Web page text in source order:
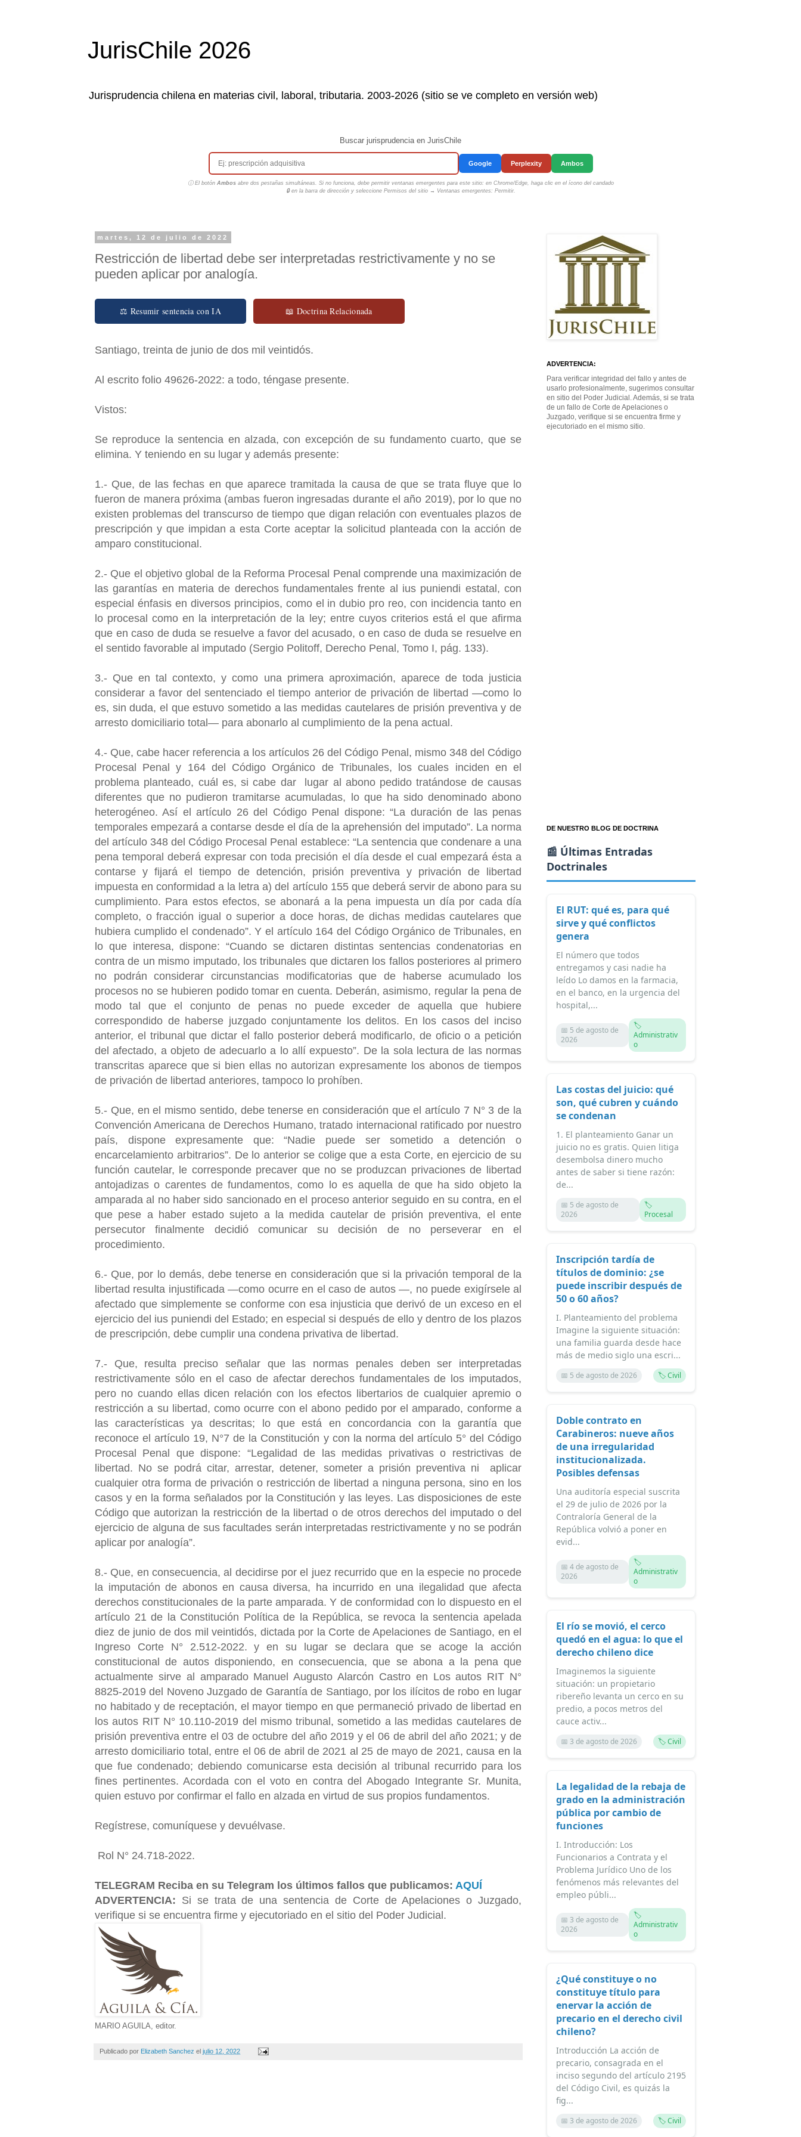
JurisChile 2026
Jurisprudencia chilena en materias civil, laboral, tributaria. 2003-2026 (sitio se ve completo en versión web)
Buscar jurisprudencia en JurisChile
Google Perplexity Ambos
ⓘ El botón Ambosabre dos pestañas simultáneas. Si no funciona, debe permitir ventanas emergentes para este sitio: en Chrome/Edge, haga clic en el ícono del candado
🔒 en la barra de dirección y seleccione Permisos del sitio → Ventanas emergentes: Permitir.
martes, 12 de julio de 2022
Restricción de libertad debe ser interpretadas restrictivamente y no se
pueden aplicar por analogía.
⚖ Resumir sentencia con IA 📖 Doctrina Relacionada
Santiago, treinta de junio de dos mil veintidós.
Al escrito folio 49626-2022: a todo, téngase presente.
Vistos:
Se reproduce la sentencia en alzada, con excepción de su fundamento cuarto, que se
elimina. Y teniendo en su lugar y además presente:
1.- Que, de las fechas en que aparece tramitada la causa de que se trata fluye que lo
fueron de manera próxima (ambas fueron ingresadas durante el año 2019), por lo que no
existen problemas del transcurso de tiempo que digan relación con eventuales plazos de
prescripción y que impidan a esta Corte aceptar la solicitud planteada con la acción de
amparo constitucional.
2.- Que el objetivo global de la Reforma Procesal Penal comprende una maximización de
las garantías en materia de derechos fundamentales frente al ius puniendi estatal, con
especial énfasis en diversos principios, como el in dubio pro reo, con incidencia tanto en
lo procesal como en la interpretación de la ley; entre cuyos criterios está el que afirma
que en caso de duda se resuelve a favor del acusado, o en caso de duda se resuelve en
el sentido favorable al imputado (Sergio Politoff, Derecho Penal, Tomo I, pág. 133).
3.- Que en tal contexto, y como una primera aproximación, aparece de toda justicia
considerar a favor del sentenciado el tiempo anterior de privación de libertad —como lo
es, sin duda, el que estuvo sometido a las medidas cautelares de prisión preventiva y de
arresto domiciliario total— para abonarlo al cumplimiento de la pena actual.
4.- Que, cabe hacer referencia a los artículos 26 del Código Penal, mismo 348 del Código
Procesal Penal y 164 del Código Orgánico de Tribunales, los cuales inciden en el
problema planteado, cuál es, si cabe dar lugar al abono pedido tratándose de causas
diferentes que no pudieron tramitarse acumuladas, lo que ha sido denominado abono
heterogéneo. Así el artículo 26 del Código Penal dispone: “La duración de las penas
temporales empezará a contarse desde el día de la aprehensión del imputado”. La norma
del artículo 348 del Código Procesal Penal establece: “La sentencia que condenare a una
pena temporal deberá expresar con toda precisión el día desde el cual empezará ésta a
contarse y fijará el tiempo de detención, prisión preventiva y privación de libertad
impuesta en conformidad a la letra a) del artículo 155 que deberá servir de abono para su
cumplimiento. Para estos efectos, se abonará a la pena impuesta un día por cada día
completo, o fracción igual o superior a doce horas, de dichas medidas cautelares que
hubiera cumplido el condenado”. Y el artículo 164 del Código Orgánico de Tribunales, en
lo que interesa, dispone: “Cuando se dictaren distintas sentencias condenatorias en
contra de un mismo imputado, los tribunales que dictaren los fallos posteriores al primero
no podrán considerar circunstancias modificatorias que de haberse acumulado los
procesos no se hubieren podido tomar en cuenta. Deberán, asimismo, regular la pena de
modo tal que el conjunto de penas no puede exceder de aquella que hubiere
correspondido de haberse juzgado conjuntamente los delitos. En los casos del inciso
anterior, el tribunal que dictar el fallo posterior deberá modificarlo, de oficio o a petición
del afectado, a objeto de adecuarlo a lo allí expuesto”. De la sola lectura de las normas
transcritas aparece que si bien ellas no autorizan expresamente los abonos de tiempos
de privación de libertad anteriores, tampoco lo prohíben.
5.- Que, en el mismo sentido, debe tenerse en consideración que el artículo 7 N° 3 de la
Convención Americana de Derechos Humano, tratado internacional ratificado por nuestro
país, dispone expresamente que: “Nadie puede ser sometido a detención o
encarcelamiento arbitrarios”. De lo anterior se colige que a esta Corte, en ejercicio de su
función cautelar, le corresponde precaver que no se produzcan privaciones de libertad
antojadizas o carentes de fundamentos, como lo es aquella de que ha sido objeto la
amparada al no haber sido sancionado en el proceso anterior seguido en su contra, en el
que pese a haber estado sujeto a la medida cautelar de prisión preventiva, el ente
persecutor finalmente decidió comunicar su decisión de no perseverar en el
procedimiento.
6.- Que, por lo demás, debe tenerse en consideración que si la privación temporal de la
libertad resulta injustificada —como ocurre en el caso de autos —, no puede exigírsele al
afectado que simplemente se conforme con esa injusticia que derivó de un exceso en el
ejercicio del ius puniendi del Estado; en especial si después de ello y dentro de los plazos
de prescripción, debe cumplir una condena privativa de libertad.
7.- Que, resulta preciso señalar que las normas penales deben ser interpretadas
restrictivamente sólo en el caso de afectar derechos fundamentales de los imputados,
pero no cuando ellas dicen relación con los efectos libertarios de cualquier apremio o
restricción a su libertad, como ocurre con el abono pedido por el amparado, conforme a
las características ya descritas; lo que está en concordancia con la garantía que
reconoce el artículo 19, N°7 de la Constitución y con la norma del artículo 5° del Código
Procesal Penal que dispone: “Legalidad de las medidas privativas o restrictivas de
libertad. No se podrá citar, arrestar, detener, someter a prisión preventiva ni aplicar
cualquier otra forma de privación o restricción de libertad a ninguna persona, sino en los
casos y en la forma señalados por la Constitución y las leyes. Las disposiciones de este
Código que autorizan la restricción de la libertad o de otros derechos del imputado o del
ejercicio de alguna de sus facultades serán interpretadas restrictivamente y no se podrán
aplicar por analogía”.
8.- Que, en consecuencia, al decidirse por el juez recurrido que en la especie no procede
la imputación de abonos en causa diversa, ha incurrido en una ilegalidad que afecta
derechos constitucionales de la parte amparada. Y de conformidad con lo dispuesto en el
artículo 21 de la Constitución Política de la República, se revoca la sentencia apelada
diez de junio de dos mil veintidós, dictada por la Corte de Apelaciones de Santiago, en el
Ingreso Corte N° 2.512-2022. y en su lugar se declara que se acoge la acción
constitucional de autos disponiendo, en consecuencia, que se abona a la pena que
actualmente sirve al amparado Manuel Augusto Alarcón Castro en Los autos RIT N°
8825-2019 del Noveno Juzgado de Garantía de Santiago, por los ilícitos de robo en lugar
no habitado y de receptación, el mayor tiempo en que permaneció privado de libertad en
los autos RIT N° 10.110-2019 del mismo tribunal, sometido a las medidas cautelares de
prisión preventiva entre el 03 de octubre del año 2019 y el 06 de abril del año 2021; y de
arresto domiciliario total, entre el 06 de abril de 2021 al 25 de mayo de 2021, causa en la
que fue condenado; debiendo comunicarse esta decisión al tribunal recurrido para los
fines pertinentes. Acordada con el voto en contra del Abogado Integrante Sr. Munita,
quien estuvo por confirmar el fallo en alzada en virtud de sus propios fundamentos.
Regístrese, comuníquese y devuélvase.
Rol N° 24.718-2022.
TELEGRAM Reciba en su Telegram los últimos fallos que publicamos: AQUÍ
ADVERTENCIA: Si se trata de una sentencia de Corte de Apelaciones o Juzgado,
verifique si se encuentra firme y ejecutoriado en el sitio del Poder Judicial.
MARIO AGUILA, editor.
Publicado por Elizabeth Sanchez el julio 12, 2022
ADVERTENCIA:
Para verificar integridad del fallo y antes de
usarlo profesionalmente, sugerimos consultar
en sitio del Poder Judicial. Además, si se trata
de un fallo de Corte de Apelaciones o
Juzgado, verifique si se encuentra firme y
ejecutoriado en el mismo sitio.
DE NUESTRO BLOG DE DOCTRINA
📰 Últimas Entradas
Doctrinales
El RUT: qué es, para qué
sirve y qué conflictos
genera
El número que todos
entregamos y casi nadie ha
leído Lo damos en la farmacia,
en el banco, en la urgencia del
hospital,...
📅 5 de agosto de
2026
🏷️
Administrativ
o
Las costas del juicio: qué
son, qué cubren y cuándo
se condenan
1. El planteamiento Ganar un
juicio no es gratis. Quien litiga
desembolsa dinero mucho
antes de saber si tiene razón:
de...
📅 5 de agosto de
2026
🏷️
Procesal
Inscripción tardía de
títulos de dominio: ¿se
puede inscribir después de
50 o 60 años?
I. Planteamiento del problema
Imagine la siguiente situación:
una familia guarda desde hace
más de medio siglo una escri...
📅 5 de agosto de 2026 🏷️ Civil
Doble contrato en
Carabineros: nueve años
de una irregularidad
institucionalizada.
Posibles defensas
Una auditoría especial suscrita
el 29 de julio de 2026 por la
Contraloría General de la
República volvió a poner en
evid...
📅 4 de agosto de
2026
🏷️
Administrativ
o
El río se movió, el cerco
quedó en el agua: lo que el
derecho chileno dice
Imaginemos la siguiente
situación: un propietario
ribereño levanta un cerco en su
predio, a pocos metros del
cauce activ...
📅 3 de agosto de 2026 🏷️ Civil
La legalidad de la rebaja de
grado en la administración
pública por cambio de
funciones
I. Introducción: Los
Funcionarios a Contrata y el
Problema Jurídico Uno de los
fenómenos más relevantes del
empleo públi...
📅 3 de agosto de
2026
🏷️
Administrativ
o
¿Qué constituye o no
constituye título para
enervar la acción de
precario en el derecho civil
chileno?
Introducción La acción de
precario, consagrada en el
inciso segundo del artículo 2195
del Código Civil, es quizás la
fig...
📅 3 de agosto de 2026 🏷️ Civil